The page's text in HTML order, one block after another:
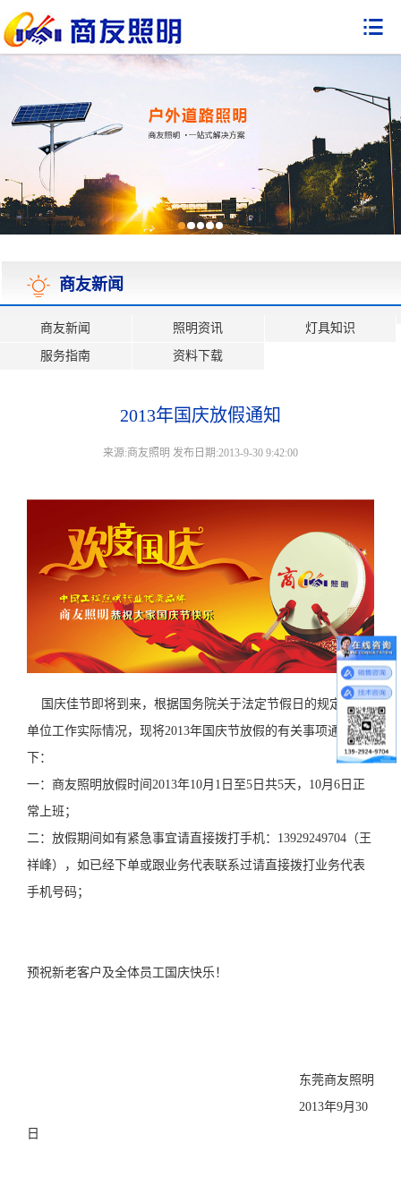

商友新闻
商友新闻 照明资讯 灯具知识
服务指南 资料下载
2013年国庆放假通知
来源:商友照明 发布日期:2013-9-30 9:42:00
国庆佳节即将到来，根据国务院关于法定节假日的规定和我
单位工作实际情况，现将2013年国庆节放假的有关事项通知如
下：
一：商友照明放假时间2013年10月1日至5日共5天，10月6日正
常上班；
二：放假期间如有紧急事宜请直接拨打手机：13929249704（王
祥峰），如已经下单或跟业务代表联系过请直接拨打业务代表
手机号码；
预祝新老客户及全体员工国庆快乐！
东莞商友照明
2013年9月30
日